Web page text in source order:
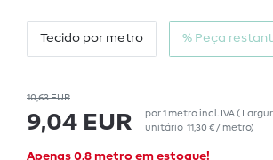
Tecido por metro % Peça
10,63 EUR
9,04 EUR por1 metroincl. IVA(
unitário 11,30 € / metro)
Apenas 0,8 metro em estoque!